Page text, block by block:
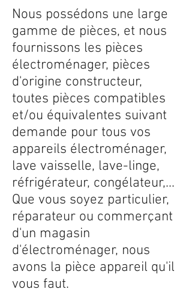
Nous possédons une large
gamme de pièces, et nous
fournissons les pièces
électroménager, pièces
d'origine constructeur,
toutes pièces compatibles
et/ou équivalentes suivant
demande pour tous vos
appareils électroménager,
lave vaisselle, lave-linge,
réfrigérateur, congélateur,...
Que vous soyez particulier,
réparateur ou commerçant
d'un magasin
d'électroménager, nous
avons la pièce appareil qu'il
vous faut.